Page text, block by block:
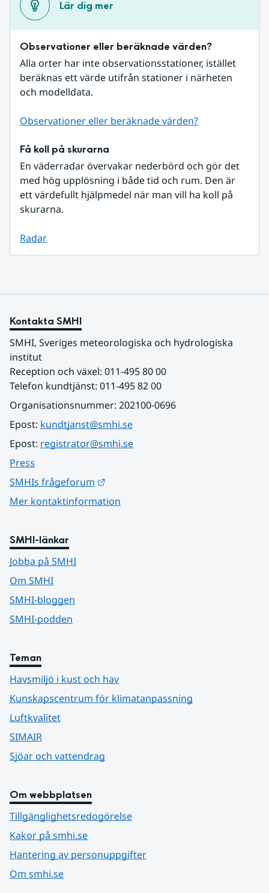
Lär dig mer
Observationer eller beräknade värden?
Alla orter har inte observationsstationer, istället
beräknas ett värde utifrån stationer i närheten
och modelldata.
Observationer eller beräknade värden?
Få koll på skurarna
En väderradar övervakar nederbörd och gör det
med hög upplösning i både tid och rum. Den är
ett värdefullt hjälpmedel när man vill ha koll på
skurarna.
Radar
Kontakta SMHI
SMHI, Sveriges meteorologiska och hydrologiska
institut
Reception och växel: 011-495 80 00
Telefon kundtjänst: 011-495 82 00
Organisationsnummer: 202100-0696
Epost: kundtjanst@smhi.se
Epost: registrator@smhi.se
Press
SMHIs frågeforum
Mer kontaktinformation
SMHI-länkar
Jobba på SMHI
Om SMHI
SMHI-bloggen
SMHI-podden
Teman
Havsmiljö i kust och hav
Kunskapscentrum för klimatanpassning
Luftkvalitet
SIMAIR
Sjöar och vattendrag
Om webbplatsen
Tillgänglighetsredogörelse
Kakor på smhi.se
Hantering av personuppgifter
Om smhi.se